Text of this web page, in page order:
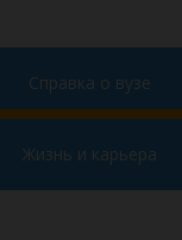
Справка о вузе
Жизнь и карьера